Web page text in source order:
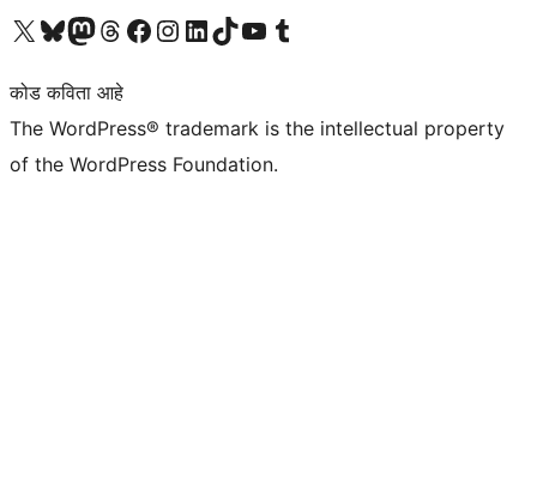
आमच्या X (एक्स) (पूर्वीचे ट्विटर) खात्याला भेट द्या आमच्या ब्लूस्की खात्याला भेट द्या.आमच्या Mastodon खात्याला भेट द्या.आमच्या थ्रेड्स खात्याला भेट द्या. आमच्या फेसबुक पेजला भेट द्या आमच्या इंस्टाग्राम खात्याला भेट द्या आमच्या लिंक्डइन खात्याला भेट द्या आमच्या टिकटॉक अकाउंटला भेट द्या.आमच्या यूट्यूब चॅनेलला भेट द्या आमच्या टंबलर खात्याला भेट द्या.
कोड कविता आहे
The WordPress® trademark is the intellectual property
of the WordPress Foundation.